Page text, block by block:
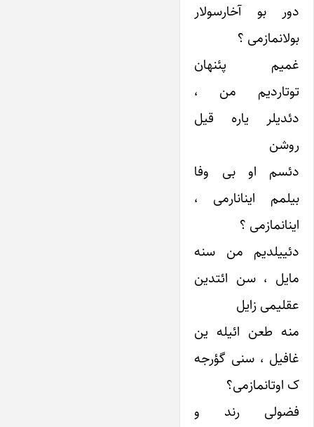
دور بو آخارسولار
بولانمازمی ؟
غمیم پئنهان
توتاردیم من ،
دئدیلر یاره قیل
روشن
دئسم او بی وفا
بیلمم اینانارمی ،
اینانمازمی ؟
دئییلدیم من سنه
مایل ، سن ائتدین
عقلیمی زایل
منه طعن ائیله ین
غافیل ، سنی گؤرجه
ک اوتانمازمی؟
فضولی رند و